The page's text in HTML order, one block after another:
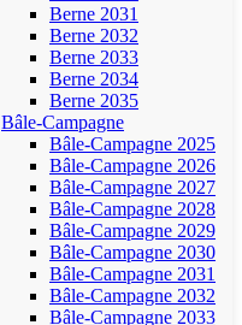
Berne 2031
Berne 2032
Berne 2033
Berne 2034
Berne 2035
Bâle-Campagne
Bâle-Campagne 2025
Bâle-Campagne 2026
Bâle-Campagne 2027
Bâle-Campagne 2028
Bâle-Campagne 2029
Bâle-Campagne 2030
Bâle-Campagne 2031
Bâle-Campagne 2032
Bâle-Campagne 2033